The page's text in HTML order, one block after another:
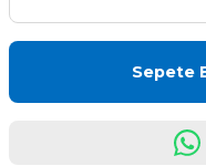
Sepete